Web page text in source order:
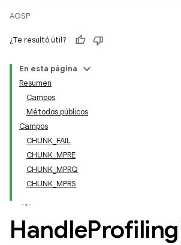
AOSP
¿Te resultó útil?
En esta página
Resumen
Campos
Métodos públicos
Campos
CHUNK_FAIL
CHUNK_MPRE
CHUNK_MPRQ
CHUNK_MPRS
HandleProfiling